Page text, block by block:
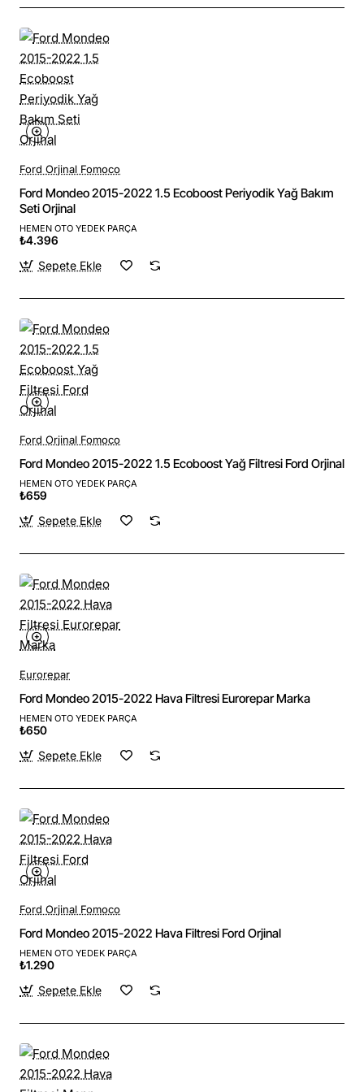
Ford Orjinal Fomoco
Ford Mondeo 2015-2022 1.5 Ecoboost Periyodik Yağ Bakım
Seti Orjinal
HEMEN OTO YEDEK PARÇA
₺4.396
Sepete Ekle
Ford Orjinal Fomoco
Ford Mondeo 2015-2022 1.5 Ecoboost Yağ Filtresi Ford Orjinal
HEMEN OTO YEDEK PARÇA
₺659
Sepete Ekle
Eurorepar
Ford Mondeo 2015-2022 Hava Filtresi Eurorepar Marka
HEMEN OTO YEDEK PARÇA
₺650
Sepete Ekle
Ford Orjinal Fomoco
Ford Mondeo 2015-2022 Hava Filtresi Ford Orjinal
HEMEN OTO YEDEK PARÇA
₺1.290
Sepete Ekle